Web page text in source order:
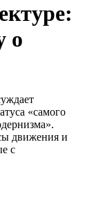
о
«самого
движения и
с